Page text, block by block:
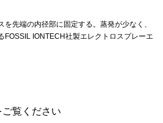
先端の内径部に固定する。蒸発が少なく、
FOSSIL IONTECH社製エレクトロスプレーエ
ご覧ください